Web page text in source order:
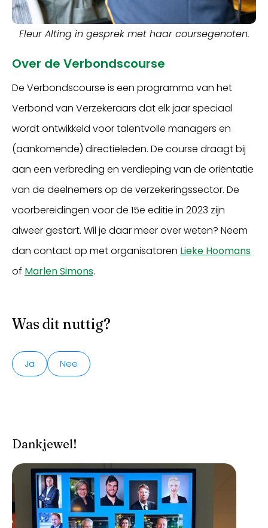
Fleur Alting in gesprek met haar coursegenoten.
Over de Verbondscourse
De Verbondscourse is een programma van het
Verbond van Verzekeraars dat elk jaar speciaal
wordt ontwikkeld voor talentvolle managers en
(aankomende) directieleden. De course draagt bij
aan een verbreding en verdieping van de oriëntatie
van de deelnemers op de verzekeringssector. De
voorbereidingen voor de 15e editie in 2023 zijn
alweer gestart. Wil je daar meer over weten? Neem
dan contact op met organisatoren Lieke Hoomans
of Marlen Simons.
Was dit nuttig?
Ja Nee
Dankjewel!